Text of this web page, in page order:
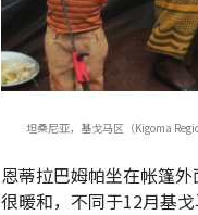
坦桑尼亚，基戈马区（Kigoma
恩蒂拉巴姆帕坐在帐篷
很暖和，不同于12月基